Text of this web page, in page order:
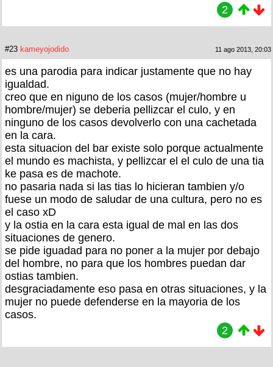
2
#23 kameyojodido 11 ago 2013, 20:03
es una parodia para indicar justamente que no hay
igualdad.
creo que en niguno de los casos (mujer/hombre u
hombre/mujer) se deberia pellizcar el culo, y en
ninguno de los casos devolverlo con una cachetada
en la cara.
esta situacion del bar existe solo porque actualmente
el mundo es machista, y pellizcar el el culo de una tia
ke pasa es de machote.
no pasaria nada si las tias lo hicieran tambien y/o
fuese un modo de saludar de una cultura, pero no es
el caso xD
y la ostia en la cara esta igual de mal en las dos
situaciones de genero.
se pide iguadad para no poner a la mujer por debajo
del hombre, no para que los hombres puedan dar
ostias tambien.
desgraciadamente eso pasa en otras situaciones, y la
mujer no puede defenderse en la mayoria de los
casos.
2